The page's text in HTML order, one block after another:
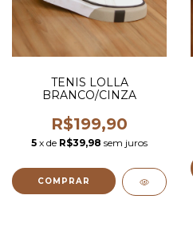
TENIS LOLLA
BRANCO/CINZA
R$199,90
5 x de R$39,98 sem juros
COMPRAR